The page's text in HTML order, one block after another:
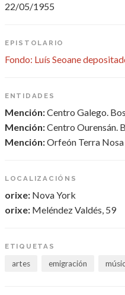
22/05/1955
EPISTOLARIO
Fondo: Luís Seoane
ENTIDADES
Mención:Centro Galego.
Mención:Centro Ourensán.
Mención:Orfeón Terra Nosa
LOCALIZACIÓNS
orixe: Nova York
orixe: Meléndez Valdés, 59
ETIQUETAS
artes emigración